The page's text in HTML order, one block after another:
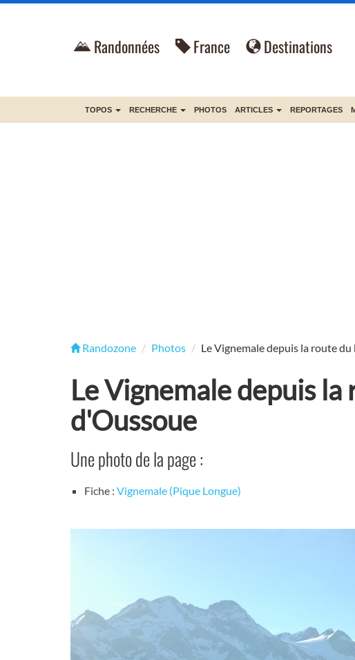
Randonnées France Destinations
TOPOS RECHERCHE PHOTOS ARTICLES REPORTAGES
Randozone Photos Le Vignemale depuis la route
Le Vignemale depuis
d'Oussoue
Une photo de la page :
Fiche : Vignemale (Pique Longue)